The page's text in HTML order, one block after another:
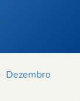
Dezembro